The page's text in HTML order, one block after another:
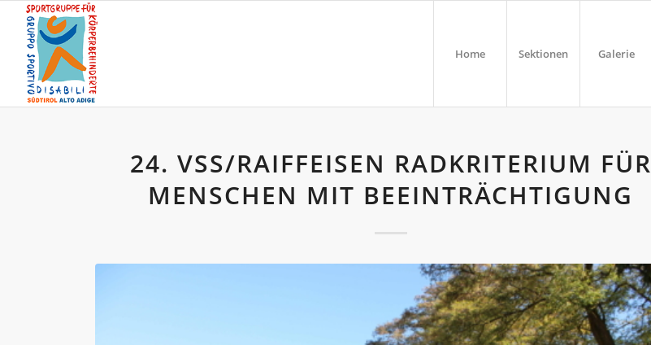
Home Sektionen Galerie
24. VSS/RAIFFEISEN RADKRITERIUM FÜR
MENSCHEN MIT BEEINTRÄCHTIGUNG